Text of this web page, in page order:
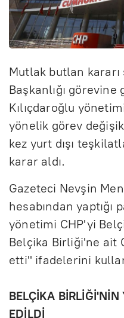
Mutlak butlan kararı
Başkanlığı
Kılıçdaroğlu
yönelik görev
kez yurt dışı
karar aldı.
Gazeteci Nevşin
hesabından yaptığı
yönetimi CHP'yi
Belçika Birliği'ne ait
etti" ifadelerini
BELÇİKA BİRLİĞİ'NİN
EDİLDİ